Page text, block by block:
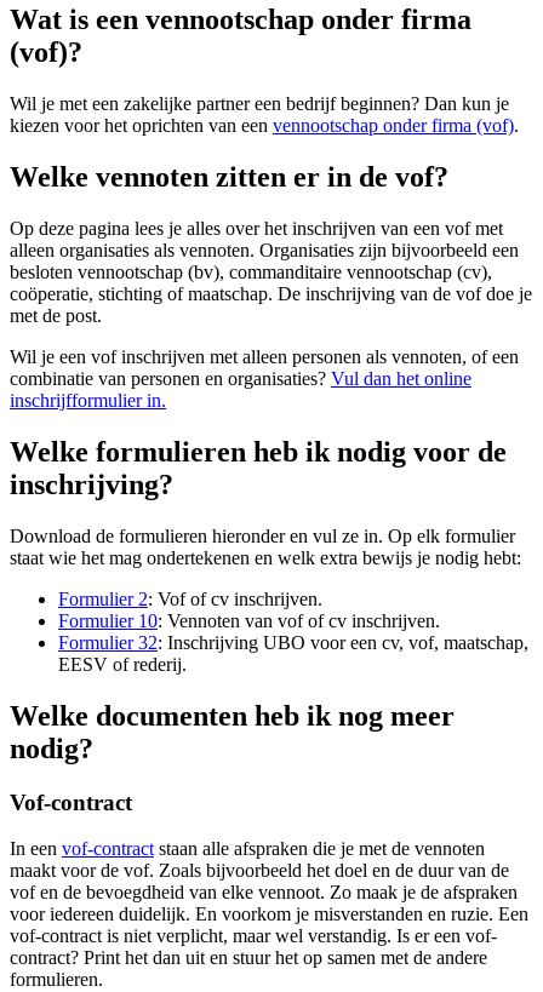
Wat is een vennootschap onder firma
(vof)?
Wil je met een zakelijke partner een bedrijf beginnen? Dan kun je
kiezen voor het oprichten van een vennootschap onder firma (vof).
Welke vennoten zitten er in de vof?
Op deze pagina lees je alles over het inschrijven van een vof met
alleen organisaties als vennoten. Organisaties zijn bijvoorbeeld een
besloten vennootschap (bv), commanditaire vennootschap (cv),
coöperatie, stichting of maatschap. De inschrijving van de vof doe je
met de post.
Wil je een vof inschrijven met alleen personen als vennoten, of een
combinatie van personen en organisaties? Vul dan het online
inschrijfformulier in.
Welke formulieren heb ik nodig voor de
inschrijving?
Download de formulieren hieronder en vul ze in. Op elk formulier
staat wie het mag ondertekenen en welk extra bewijs je nodig hebt:
Formulier 2: Vof of cv inschrijven.
Formulier 10: Vennoten van vof of cv inschrijven.
Formulier 32: Inschrijving UBO voor een cv, vof, maatschap,
EESV of rederij.
Welke documenten heb ik nog meer
nodig?
Vof-contract
In een vof-contract staan alle afspraken die je met de vennoten
maakt voor de vof. Zoals bijvoorbeeld het doel en de duur van de
vof en de bevoegdheid van elke vennoot. Zo maak je de afspraken
voor iedereen duidelijk. En voorkom je misverstanden en ruzie. Een
vof-contract is niet verplicht, maar wel verstandig. Is er een vof-
contract? Print het dan uit en stuur het op samen met de andere
formulieren.